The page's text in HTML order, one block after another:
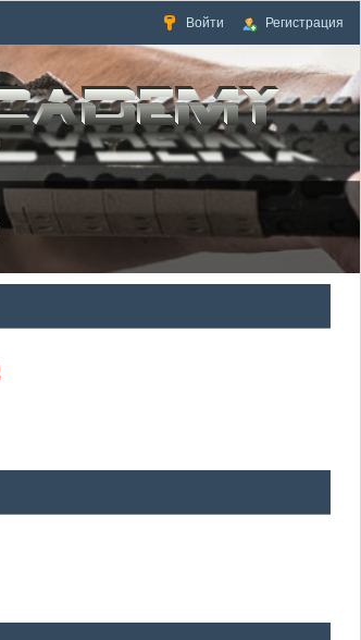
Войти Регистрация